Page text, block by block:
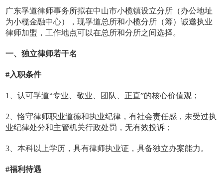
广东孚道律师事务所拟在中山市小榄镇设立分所（办公地址
为小榄金融中心），现孚道总所和小榄分所（筹）诚邀执业
律师加盟，工作地点可以在总所和分所之间选择。
一、独立律师若干名
#入职条件
1、认可孚道“专业、敬业、团队、正直”的核心价值观；
2、恪守律师职业道德和执业纪律，有社会责任感，未受过执
业纪律处分和主管机关行政处罚，无有效投诉；
3、本科以上学历，具有律师执业证，具备独立办案能力。
#福利待遇